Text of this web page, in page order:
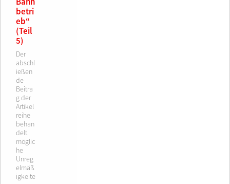
betri
eb“
(Teil
5)
Der
abschl
ießen
de
Beitra
g der
Artikel
reihe
behan
delt
möglic
he
Unreg
elmäß
igkeite